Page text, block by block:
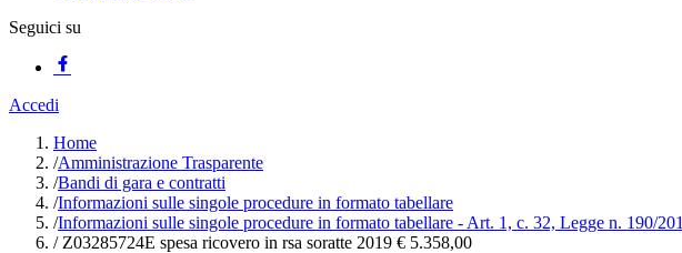
Seguici su
Accedi
Home
/Amministrazione Trasparente
/Bandi di gara e contratti
/Informazioni sulle singole procedure in formato tabellare
/Informazioni sulle singole procedure in formato tabellare - Art. 1, c. 32, Legge n. 190/
/Z03285724E spesa ricovero in rsa soratte 2019 € 5.358,00